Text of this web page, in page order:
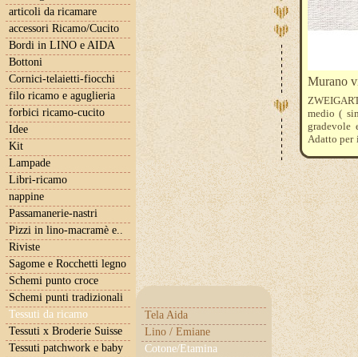
articoli da ricamare
accessori Ricamo/Cucito
Bordi in LINO e AIDA
Bottoni
Cornici-telaietti-fiocchi
filo ricamo e aguglieria
forbici ricamo-cucito
Idee
Kit
Lampade
Libri-ricamo
nappine
Passamanerie-nastri
Pizzi in lino-macramè e..
Riviste
Sagome e Rocchetti legno
Schemi punto croce
Schemi punti tradizionali
Tessuti da ricamo
Tela Aida
Lino / Emiane
Cotone/Etamina
Tessuti x Broderie Suisse
Tessuti patchwork e baby
Murano
medio (
gradevole
Adatto per
Il prezzo
= 30 cm